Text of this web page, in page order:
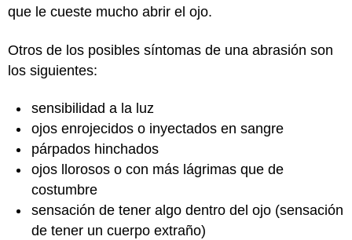
que le cueste mucho abrir el ojo.
Otros de los posibles síntomas de una abrasión son
los siguientes:
sensibilidad a la luz
ojos enrojecidos o inyectados en sangre
párpados hinchados
ojos llorosos o con más lágrimas que de
costumbre
sensación de tener algo dentro del ojo (sensación
de tener un cuerpo extraño)